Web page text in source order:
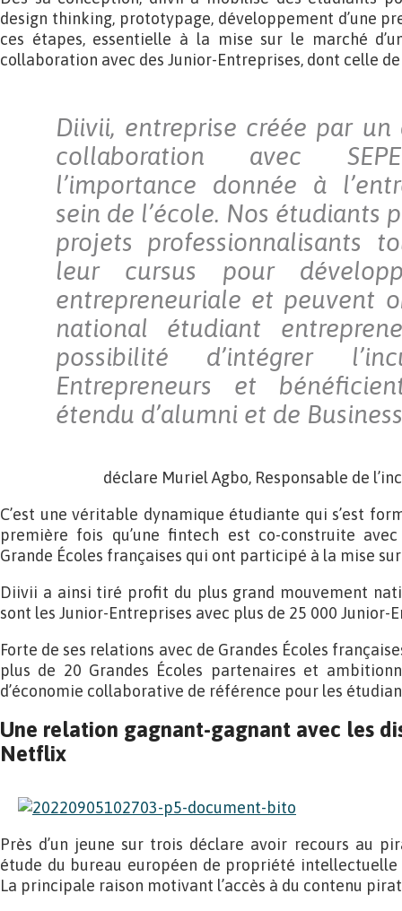
design thinking, prototypage, développement d’une
ces étapes, essentielle à la mise sur le marché
collaboration avec des Junior-Entreprises, dont celle de
Diivii, entreprise créée par
collaboration avec
l’importance donnée à
sein de l’école. Nos étudiants
projets professionnalisants
leur cursus pour
entrepreneuriale et peuvent
national étudiant
possibilité d’intégrer
Entrepreneurs et
étendu d’alumni et de
déclare Muriel Agbo, Responsable de
C’est une véritable dynamique étudiante qui s’est
première fois qu’une fintech est co-construite
Grande Écoles françaises qui ont participé à la mise
Diivii a ainsi tiré profit du plus grand mouvement
sont les Junior-Entreprises avec plus de 25 000 Junior-
Forte de ses relations avec de Grandes Écoles
plus de 20 Grandes Écoles partenaires et
d’économie collaborative de référence pour les
Une relation gagnant-gagnant avec les
Netflix
Près d’un jeune sur trois déclare avoir recours au
étude du bureau européen de propriété intellectuelle
La principale raison motivant l’accès à du contenu